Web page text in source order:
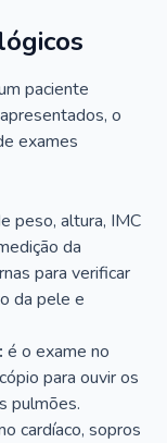
paciente
o
exames
peso, altura, IMC
da
para verificar
da pele e
é o exame no
para ouvir os
pulmões.
cardíaco, sopros